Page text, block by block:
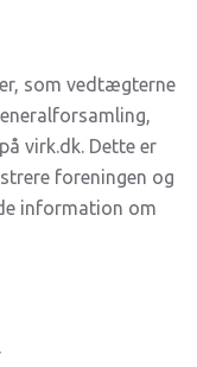
som vedtægterne
virk.dk. Dette er
foreningen og
information om